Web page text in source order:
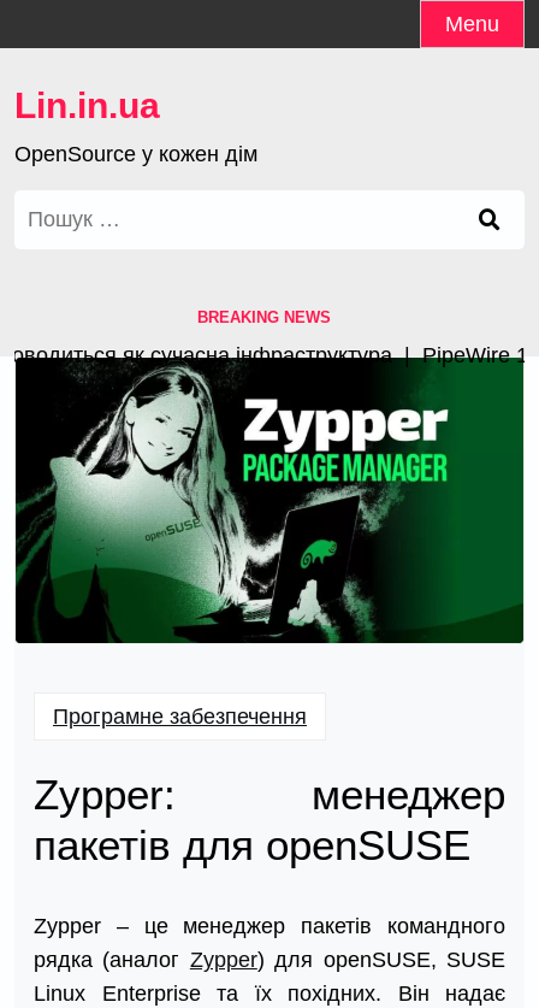
to
Menu
Lin.in.ua
OpenSource у кожен дім
Пошук:
BREAKING NEWS
як сучасна інфраструктура |PipeWire 1.4.3
Програмне забезпечення
Zypper: менеджер
пакетів для openSUSE
Zypper – це менеджер пакетів командного
рядка (аналог Zypper) для openSUSE, SUSE
Linux Enterprise та їх похідних. Він надає